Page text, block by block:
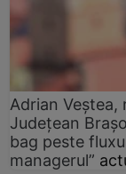
Adrian Veștea,
Județean
bag peste
managerul”